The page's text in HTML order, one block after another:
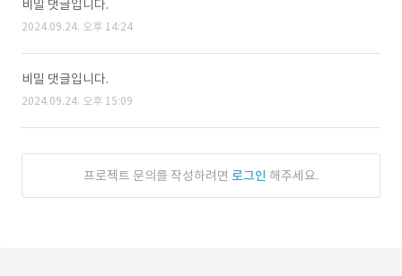
비밀 댓글입니다.
2024.09.24. 오후 14:24
비밀 댓글입니다.
2024.09.24. 오후 15:09
프로젝트 문의를 작성하려면 로그인 해주세요.